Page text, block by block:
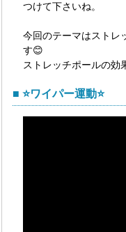
つけて下さいね。
今回のテーマはストレ
す😊
ストレッチポールの効
⭐️ワイパー運動⭐